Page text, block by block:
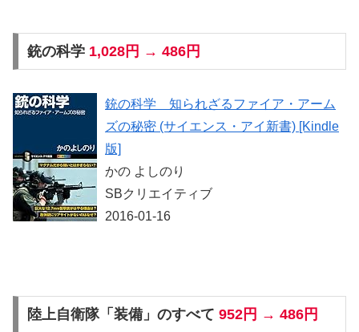
銃の科学 1,028円 → 486円
銃の科学 知られざるファイア・アーム
ズの秘密 (サイエンス・アイ新書) [Kindle
版]
かの よしのり
SBクリエイティブ
2016-01-16
陸上自衛隊「装備」のすべて 952円 → 486円